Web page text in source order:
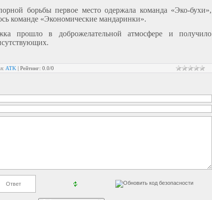
борьбы первое место одержала команда «Эко-бухи»,
команде «Экономические мандаринки».
прошло в доброжелательной атмосфере и получило
: ATK | Рейтинг: 0.0/0